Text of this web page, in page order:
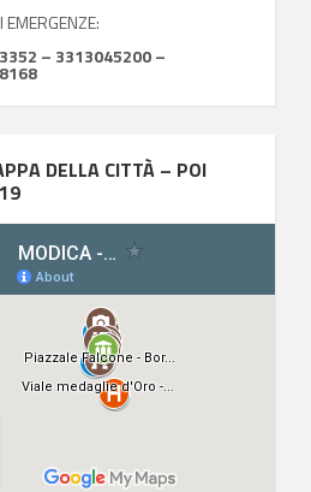
EMERGENZE:
– 3313045200 –
DELLA CITTÀ – POI